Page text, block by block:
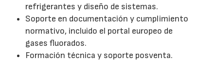
refrigerantes y diseño de sistemas.
Soporte en documentación y cumplimiento
normativo, incluido el portal europeo de
gases fluorados.
Formación técnica y soporte posventa.